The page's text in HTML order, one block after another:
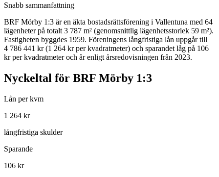
Snabb sammanfattning
BRF Mörby 1:3 är en äkta bostadsrättsförening i Vallentuna med 64
lägenheter på totalt 3 787 m² (genomsnittlig lägenhetsstorlek 59 m²).
Fastigheten byggdes 1959. Föreningens långfristiga lån uppgår till
4 786 441 kr (1 264 kr per kvadratmeter) och sparandet låg på 106
kr per kvadratmeter och år enligt årsredovisningen från 2023.
Nyckeltal för BRF Mörby 1:3
Lån per kvm
1 264 kr
långfristiga skulder
Sparande
106 kr